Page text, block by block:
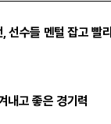
선수들 멘털 잡고 빨리
내고 좋은 경기력